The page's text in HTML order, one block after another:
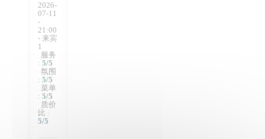
2026-
07-11
-
21:00
- 来宾
1
服务
: 5/5
氛围
: 5/5
菜单
: 5/5
质价
比 :
5/5